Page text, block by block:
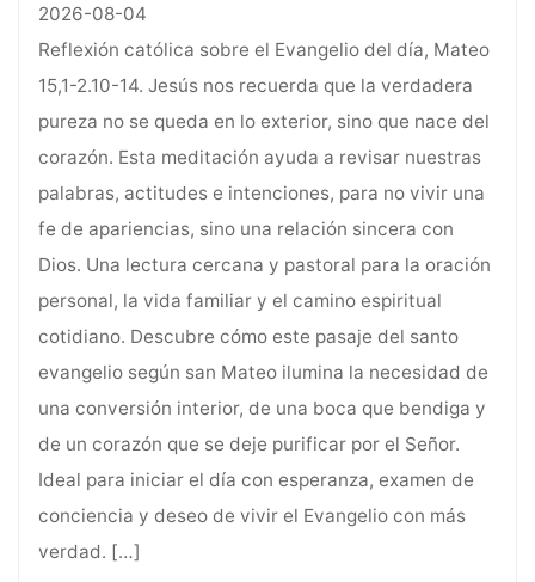
2026-08-04
Reflexión católica sobre el Evangelio del día, Mateo
15,1-2.10-14. Jesús nos recuerda que la verdadera
pureza no se queda en lo exterior, sino que nace del
corazón. Esta meditación ayuda a revisar nuestras
palabras, actitudes e intenciones, para no vivir una
fe de apariencias, sino una relación sincera con
Dios. Una lectura cercana y pastoral para la oración
personal, la vida familiar y el camino espiritual
cotidiano. Descubre cómo este pasaje del santo
evangelio según san Mateo ilumina la necesidad de
una conversión interior, de una boca que bendiga y
de un corazón que se deje purificar por el Señor.
Ideal para iniciar el día con esperanza, examen de
conciencia y deseo de vivir el Evangelio con más
verdad. […]